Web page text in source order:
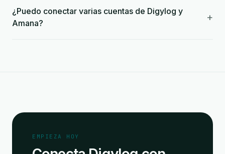
¿Puedo conectar varias cuentas de Digylog y
Amana?
+
EMPIEZA HOY